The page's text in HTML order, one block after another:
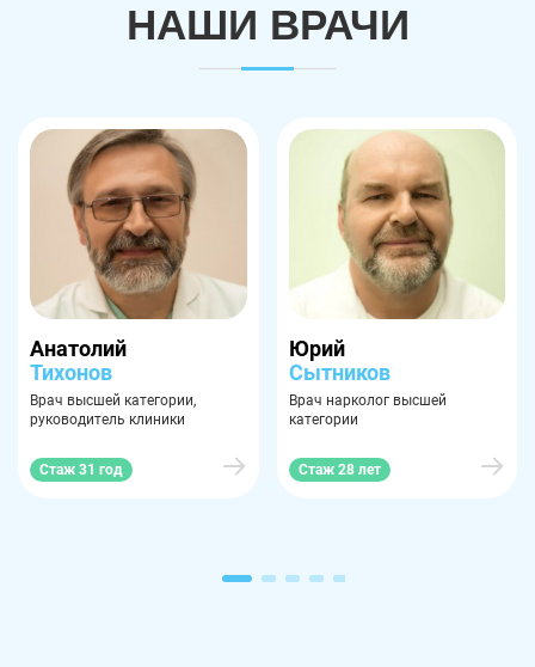
НАШИ ВРАЧИ
Анатолий
Тихонов
Врач высшей категории,
руководитель клиники
Стаж 31 год
Юрий
Сытников
Врач нарколог высшей
категории
Стаж 28 лет